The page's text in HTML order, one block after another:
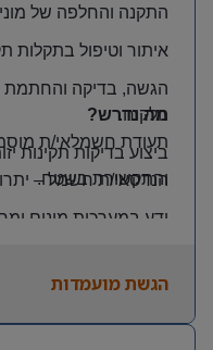
התקנה והחלפה של
איתור וטיפול בתקלות
הגשה, בדיקה והחתמת
הלקוח.
ביצוע בדיקות תקינות
והתקשורת בשטח.
מה נדרש?
תעודת חשמלאי/ת
הנדסאי/ת חשמל–
ידע במערכות מונים
היקף משרה:
משרה מלאה | ימים: א’-ה’ |
הגשת מועמדות